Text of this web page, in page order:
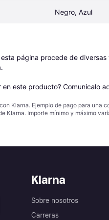
Negro, Azul
página procede de
en este producto? Comunícalo
Klarna. Ejemplo de pago para una
Klarna. Importe mínimo y máximo
Klarna
Sobre nosotros
Carreras